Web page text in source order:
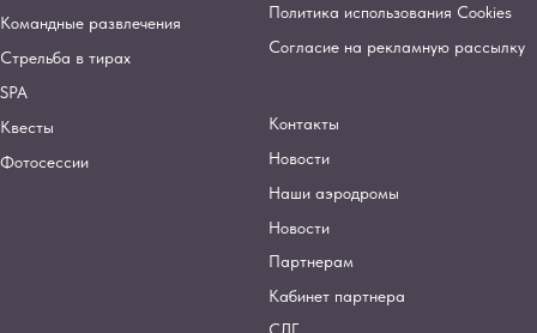
Командные развлечения
Стрельба в тирах
SPA
Квесты
Фотосессии
Политика использования Cookies
Согласие на рекламную рассылку
Контакты
Новости
Наши аэродромы
Новости
Партнерам
Кабинет партнера